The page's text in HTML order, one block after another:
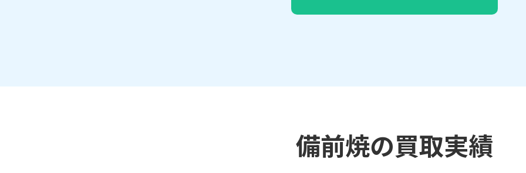
備前焼の買取実績